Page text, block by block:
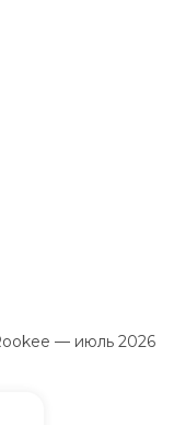
— июль 2026